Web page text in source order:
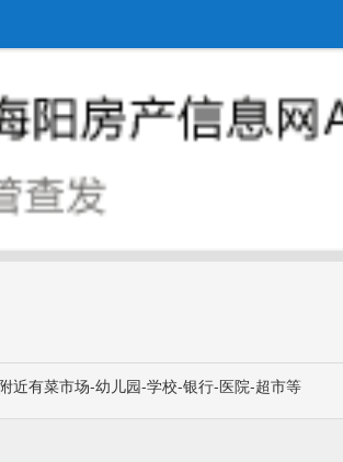
近有菜市场-幼儿园-学校-银行-医院-超市等